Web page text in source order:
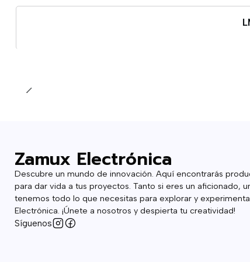
Zamux Electrónica
Descubre un mundo de innovación. Aquí encontrarás
para dar vida a tus proyectos. Tanto si eres un aficionado,
tenemos todo lo que necesitas para explorar y
Electrónica. ¡Únete a nosotros y despierta tu creatividad!
Síguenos